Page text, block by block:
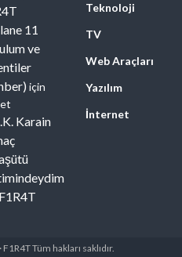
11
ve
için
Karain
F1R4T
Teknoloji
TV
Web Araçları
Yazılım
İnternet
Tüm hakları saklıdır.